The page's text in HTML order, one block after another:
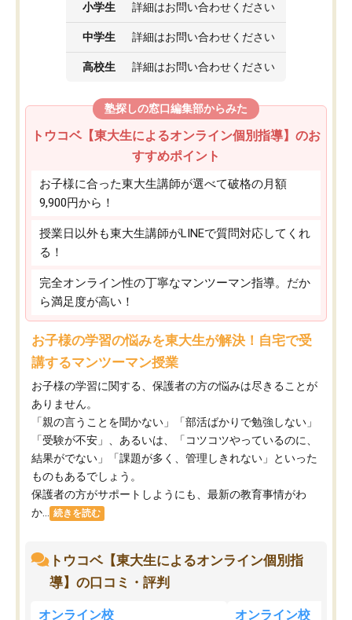
小学生 詳細はお問い合わせください
中学生 詳細はお問い合わせください
高校生 詳細はお問い合わせください
塾探しの窓口編集部からみた
トウコベ【東大生によるオンライン個別指導】のお
すすめポイント
お子様に合った東大生講師が選べて破格の月額
9,900円から！
授業日以外も東大生講師がLINEで質問対応してくれ
る！
完全オンライン性の丁寧なマンツーマン指導。だか
ら満足度が高い！
お子様の学習の悩みを東大生が解決！自宅で受
講するマンツーマン授業
お子様の学習に関する、保護者の方の悩みは尽きることが
ありません。
「親の言うことを聞かない」「部活ばかりで勉強しない」
「受験が不安」、あるいは、「コツコツやっているのに、
結果がでない」「課題が多く、管理しきれない」といった
ものもあるでしょう。
保護者の方がサポートしようにも、最新の教育事情がわ
か...
続きを読む
トウコベ【東大生によるオンライン個別指
導】の口コミ・評判
オンライン校 オンライン校